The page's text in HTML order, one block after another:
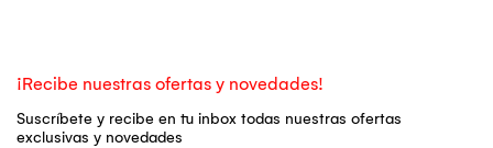
¡Recibe nuestras ofertas y novedades!
Suscríbete y recibe en tu inbox todas nuestras ofertas
exclusivas y novedades